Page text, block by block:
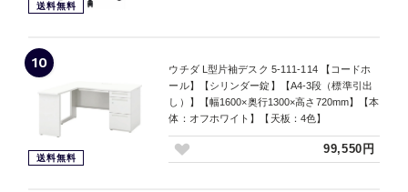
送料無料
10
送料無料
ウチダ L型片袖デスク 5-111-114 【コードホ
ール】【シリンダー錠】【A4-3段（標準引出
し）】【幅1600×奥行1300×高さ720mm】【本
体：オフホワイト】【天板：4色】
99,550円